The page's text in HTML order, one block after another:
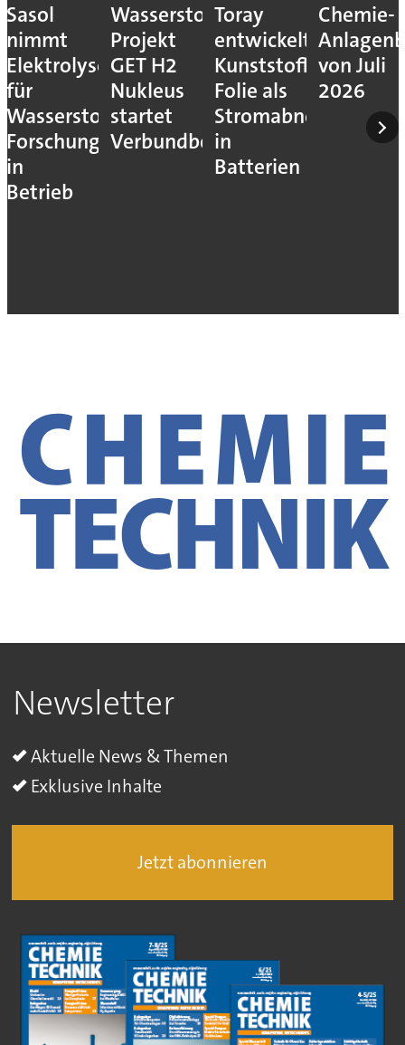
Sasol
nimmt
Elektrolyseur
für
Wasserstoff-
Forschung
in
Betrieb
Wasserstoff-
Projekt
GET H2
Nukleus
startet
Verbundbetrieb
Toray
entwickelt
Kunststoff-
Folie als
Stromabnehmer
in
Batterien
Chemie-
von Juli
2026
Newsletter
Aktuelle News & Themen
Exklusive Inhalte
Jetzt abonnieren